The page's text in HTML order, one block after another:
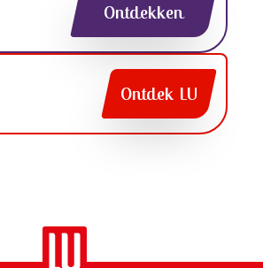
Ontdekken
Ontdek LU